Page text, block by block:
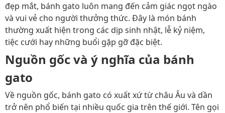
đẹp mắt, bánh gato luôn mang đến cảm giác ngọt ngào
và vui vẻ cho người thưởng thức. Đây là món bánh
thường xuất hiện trong các dịp sinh nhật, lễ kỷ niệm,
tiệc cưới hay những buổi gặp gỡ đặc biệt.
Nguồn gốc và ý nghĩa của bánh
gato
Về nguồn gốc, bánh gato có xuất xứ từ châu Âu và dần
trở nên phổ biến tại nhiều quốc gia trên thế giới. Tên gọi